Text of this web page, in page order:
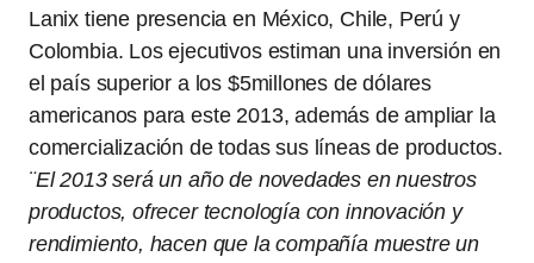
Lanix tiene presencia en México, Chile, Perú y
Colombia. Los ejecutivos estiman una inversión en
el país superior a los $5millones de dólares
americanos para este 2013, además de ampliar la
comercialización de todas sus líneas de productos.
¨El 2013 será un año de novedades en nuestros
productos, ofrecer tecnología con innovación y
rendimiento, hacen que la compañía muestre un